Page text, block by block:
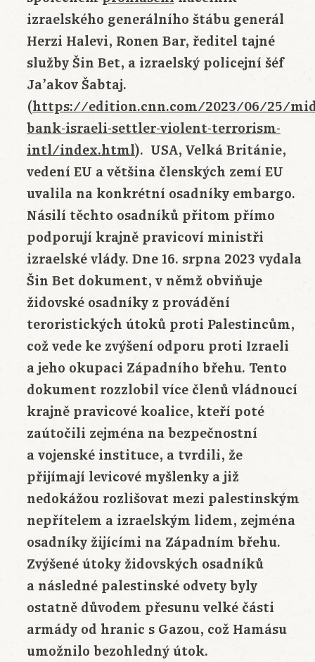
izraelského generálního štábu generál
Herzi Halevi, Ronen Bar, ředitel tajné
služby Šin Bet, a izraelský policejní šéf
Ja’akov Šabtaj.
(https://edition.cnn.com/2023/06/25/
bank-israeli-settler-violent-terrorism-
intl/index.html). USA, Velká Británie,
vedení EU a většina členských zemí EU
uvalila na konkrétní osadníky embargo.
Násilí těchto osadníků přitom přímo
podporují krajně pravicoví ministři
izraelské vlády. Dne 16. srpna 2023 vydala
Šin Bet dokument, v němž obviňuje
židovské osadníky z provádění
teroristických útoků proti Palestincům,
což vede ke zvýšení odporu proti Izraeli
a jeho okupaci Západního břehu. Tento
dokument rozzlobil více členů vládnoucí
krajně pravicové koalice, kteří poté
zaútočili zejména na bezpečnostní
a vojenské instituce, a tvrdili, že
přijímají levicové myšlenky a již
nedokážou rozlišovat mezi palestinským
nepřítelem a izraelským lidem, zejména
osadníky žijícími na Západním břehu.
Zvýšené útoky židovských osadníků
a následné palestinské odvety byly
ostatně důvodem přesunu velké části
armády od hranic s Gazou, což Hamásu
umožnilo bezohledný útok.